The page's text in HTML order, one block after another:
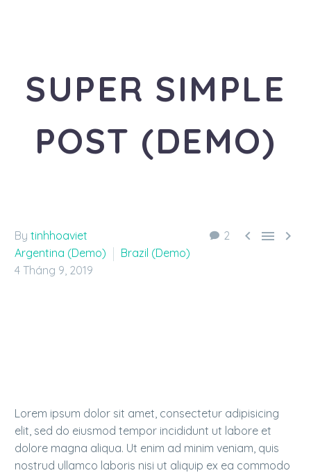
SUPER SIMPLE
POST (DEMO)
2   
By tinhhoaviet
Argentina (Demo)
Brazil (Demo)
4 Tháng 9, 2019
Lorem ipsum dolor sit amet, consectetur adipisicing
elit, sed do eiusmod tempor incididunt ut labore et
dolore magna aliqua. Ut enim ad minim veniam, quis
nostrud ullamco laboris nisi ut aliquip ex ea commodo